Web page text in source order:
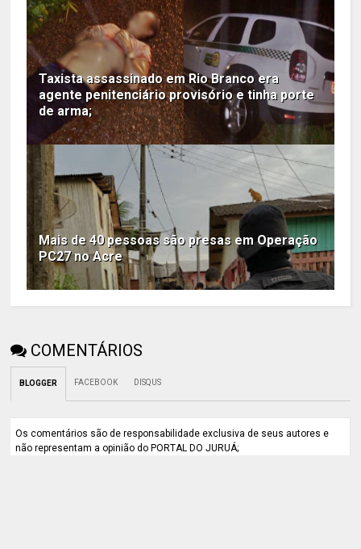
Taxista assassinado em Rio Branco era
agente penitenciário provisório e tinha porte
de arma;
Mais de 40 pessoas são presas em Operação
PC27 no Acre
COMENTÁRIOS
BLOGGER FACEBOOK DISQUS
Os comentários são de responsabilidade exclusiva de seus autores e
não representam a opinião do PORTAL DO JURUÁ;